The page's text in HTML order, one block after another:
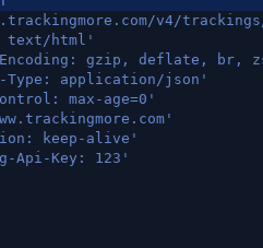
v4/trackings/
text/html'
Encoding: gzip, deflate, br,
Type: application/json'
max-age=0'
keep-alive'
Api-Key: 123'